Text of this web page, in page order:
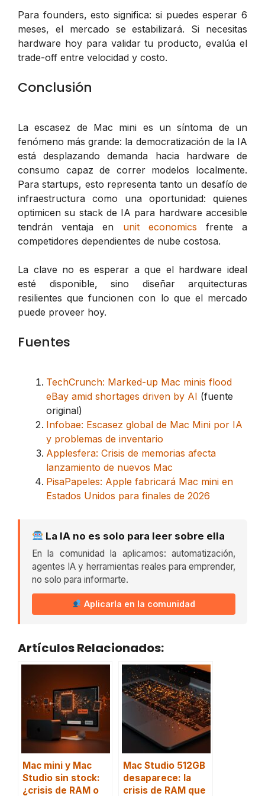
Para founders, esto significa: si puedes esperar 6
meses, el mercado se estabilizará. Si necesitas
hardware hoy para validar tu producto, evalúa el
trade-off entre velocidad y costo.
Conclusión
La escasez de Mac mini es un síntoma de un
fenómeno más grande: la democratización de la IA
está desplazando demanda hacia hardware de
consumo capaz de correr modelos localmente.
Para startups, esto representa tanto un desafío de
infraestructura como una oportunidad: quienes
optimicen su stack de IA para hardware accesible
tendrán ventaja en unit economics frente a
competidores dependientes de nube costosa.
La clave no es esperar a que el hardware ideal
esté disponible, sino diseñar arquitecturas
resilientes que funcionen con lo que el mercado
puede proveer hoy.
Fuentes
TechCrunch: Marked-up Mac minis flood
eBay amid shortages driven by AI (fuente
original)
Infobae: Escasez global de Mac Mini por IA
y problemas de inventario
Applesfera: Crisis de memorias afecta
lanzamiento de nuevos Mac
PisaPapeles: Apple fabricará Mac mini en
Estados Unidos para finales de 2026
La IA no es solo para leer sobre ella
En la comunidad la aplicamos: automatización,
agentes IA y herramientas reales para emprender,
no solo para informarte.
Aplicarla en la comunidad
Artículos Relacionados:
Mac mini y Mac
Studio sin stock:
¿crisis de RAM o
Mac Studio 512GB
desaparece: la
crisis de RAM que